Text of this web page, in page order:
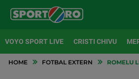
VOYO SPORT LIVE CRISTI CHIVU
HOME FOTBAL EXTERN ROMELU